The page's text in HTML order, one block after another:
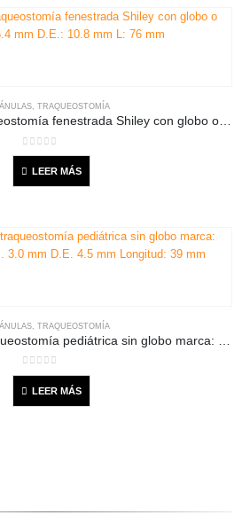
, TRAQUEOSTOMÍA
6FEN Cánula de traqueostomía fenestrada Shiley con globo o balón D.I.: 6.4 mm D.E.: 10.8 mm L: 76 mm
0out of 5
LEER MÁS
TRAQUEOSTOMÍA
0out of 5
LEER MÁS